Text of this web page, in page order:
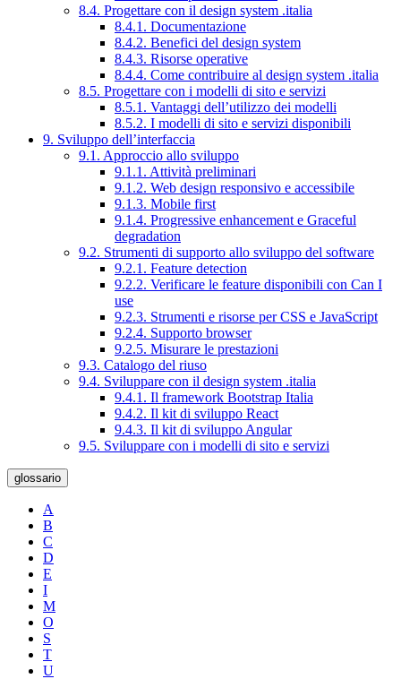
8.4. Progettare con il design system .italia
8.4.1. Documentazione
8.4.2. Benefici del design system
8.4.3. Risorse operative
8.4.4. Come contribuire al design system .italia
8.5. Progettare con i modelli di sito e servizi
8.5.1. Vantaggi dell’utilizzo dei modelli
8.5.2. I modelli di sito e servizi disponibili
9. Sviluppo dell’interfaccia
9.1. Approccio allo sviluppo
9.1.1. Attività preliminari
9.1.2. Web design responsivo e accessibile
9.1.3. Mobile first
9.1.4. Progressive enhancement e Graceful
degradation
9.2. Strumenti di supporto allo sviluppo del software
9.2.1. Feature detection
9.2.2. Verificare le feature disponibili con Can I
use
9.2.3. Strumenti e risorse per CSS e JavaScript
9.2.4. Supporto browser
9.2.5. Misurare le prestazioni
9.3. Catalogo del riuso
9.4. Sviluppare con il design system .italia
9.4.1. Il framework Bootstrap Italia
9.4.2. Il kit di sviluppo React
9.4.3. Il kit di sviluppo Angular
9.5. Sviluppare con i modelli di sito e servizi
glossario
A
B
C
D
E
I
M
O
S
T
U